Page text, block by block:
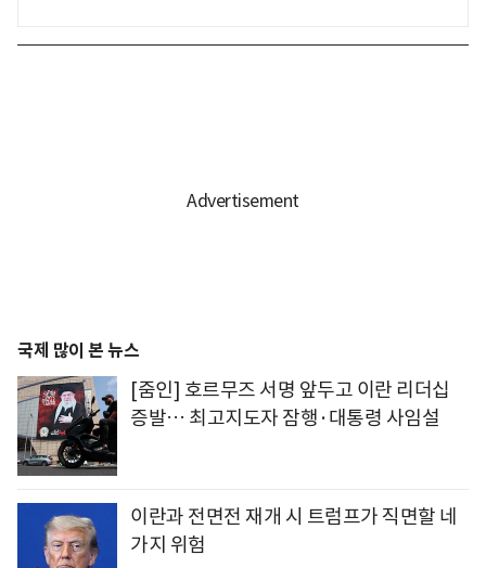
국제 많이 본 뉴스
[줌인] 호르무즈 서명 앞두고 이란 리더십
증발… 최고지도자 잠행·대통령 사임설
이란과 전면전 재개 시 트럼프가 직면할 네
가지 위험